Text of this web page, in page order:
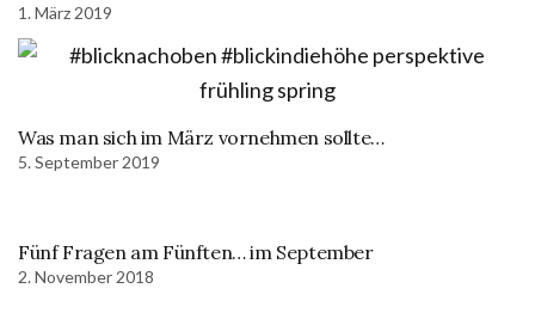
1. März 2019
Was man sich im März vornehmen sollte…
5. September 2019
Fünf Fragen am Fünften… im September
2. November 2018